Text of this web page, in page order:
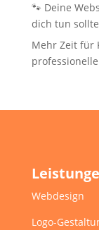
🐾 Deine
dich tun sollte
Mehr Zeit für
Webdesign
Logo-